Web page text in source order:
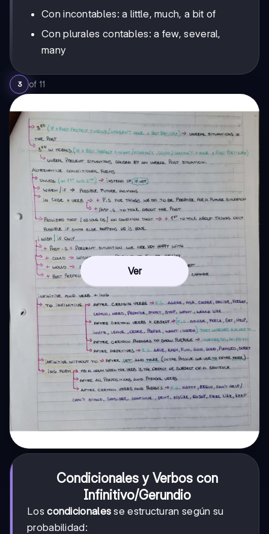
Con incontables: a little, much, a bit of
Con plurales contables: a few, several,
many
3 of 11
Ver
Condicionales y Verbos con
Infinitivo/Gerundio
Loscondicionales se estructuran según su
probabilidad: